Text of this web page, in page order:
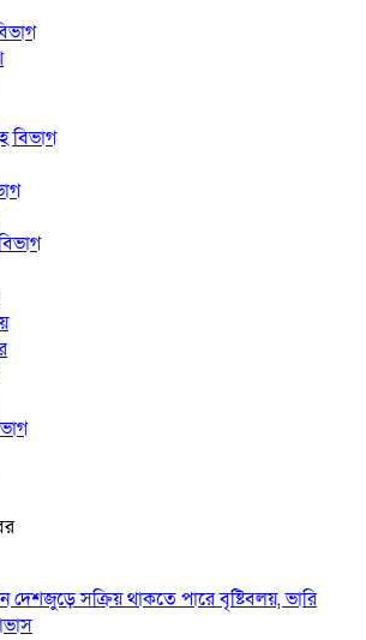
বিভাগ
দেশজুড়ে সক্রিয় থাকতে পারে বৃষ্টিবলয়, ভারি